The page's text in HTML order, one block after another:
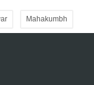
Mahakumbh